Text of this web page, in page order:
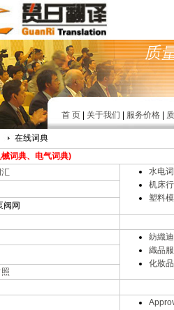
首 页 关于我们 服务价格
在线词典
词典、电气词典)
水电
机床
塑料
阀网
紡織
織品
化妝